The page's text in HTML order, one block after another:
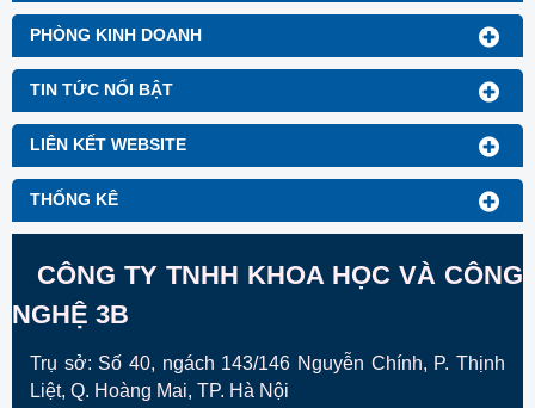
PHÒNG KINH DOANH
TIN TỨC NỔI BẬT
LIÊN KẾT WEBSITE
THỐNG KÊ
CÔNG TY TNHH KHOA HỌC VÀ CÔNG
NGHỆ 3B
Trụ sở: Số 40, ngách 143/146 Nguyễn Chính, P. Thịnh
Liệt, Q. Hoàng Mai, TP. Hà Nội